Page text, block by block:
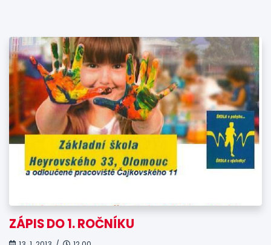
ZÁPIS DO 1. ROČNÍKU